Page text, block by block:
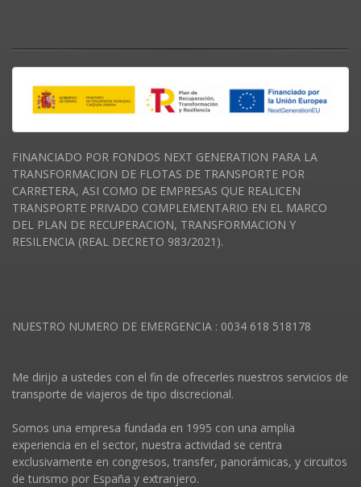
FINANCIADO POR FONDOS NEXT GENERATION PARA LA
TRANSFORMACION DE FLOTAS DE TRANSPORTE POR
CARRETERA, ASI COMO DE EMPRESAS QUE REALICEN
TRANSPORTE PRIVADO COMPLEMENTARIO EN EL MARCO
DEL PLAN DE RECUPERACION, TRANSFORMACION Y
RESILENCIA (REAL DECRETO 983/2021).
NUESTRO NUMERO DE EMERGENCIA : 0034 618 518178
Me dirijo a ustedes con el fin de ofrecerles nuestros servicios de
transporte de viajeros de tipo discrecional.
Somos una empresa fundada en 1995 con una amplia
experiencia en el sector, nuestra actividad se centra
exclusivamente en congresos, transfer, panorámicas, y circuitos
de turismo por España y extranjero.